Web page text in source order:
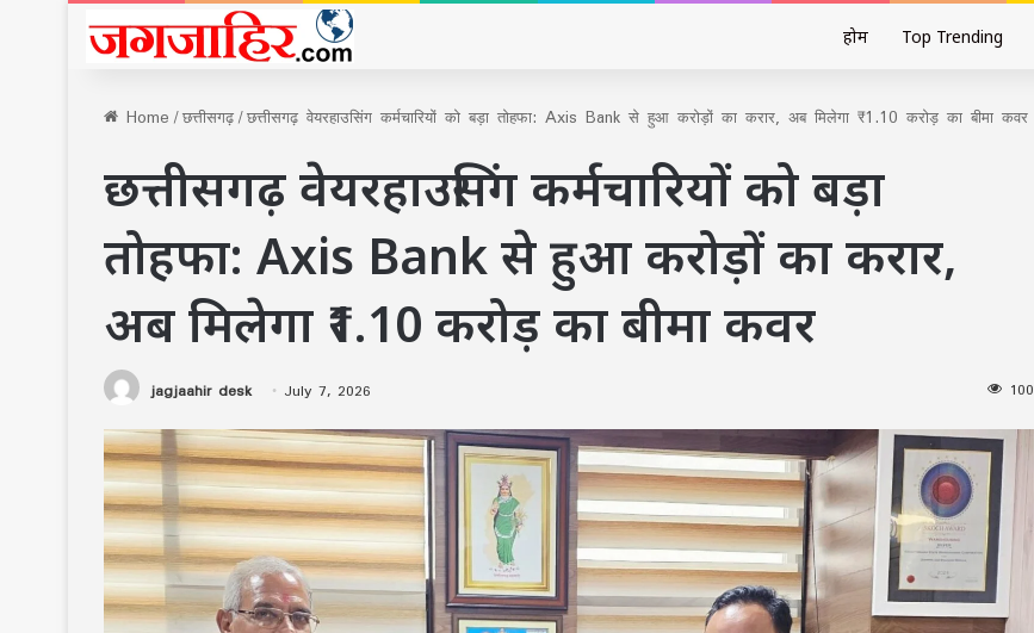
होम Top Trending
Home/छत्तीसगढ़/छत्तीसगढ़ वेयरहाउसिंग कर्मचारियों को बड़ा तोहफा: Axis Bank से हुआ करोड़ों का करार, अब मिलेगा ₹1.10 करोड़ का बीमा कवर
छत्तीसगढ़ वेयरहाउसिंग कर्मचारियों को बड़ा
तोहफा: Axis Bank से हुआ करोड़ों का करार,
अब मिलेगा ₹1.10 करोड़ का बीमा कवर
jagjaahir desk July 7, 2026 100